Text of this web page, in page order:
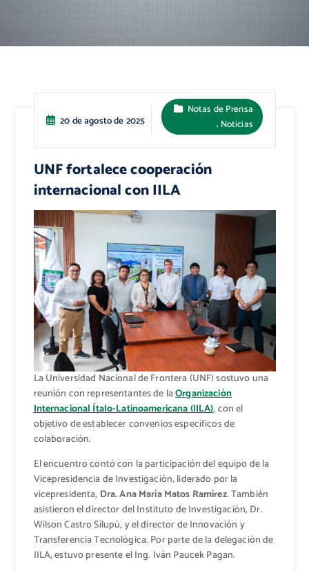
20 de agosto de 2025
Notas de Prensa
, Noticias
UNF fortalece cooperación
internacional con IILA
La Universidad Nacional de Frontera (UNF) sostuvo una
reunión con representantes de laOrganización
Internacional Ítalo-Latinoamericana (IILA), con el
objetivo de establecer convenios específicos de
colaboración.
El encuentro contó con la participación del equipo de la
Vicepresidencia de Investigación, liderado por la
vicepresidenta, Dra. Ana María Matos Ramírez. También
asistieron el director del Instituto de Investigación, Dr.
Wilson Castro Silupú, y el director de Innovación y
Transferencia Tecnológica. Por parte de la delegación de
IILA, estuvo presente el Ing. Iván Paucek Pagan.